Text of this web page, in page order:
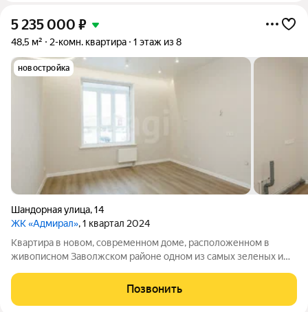
5 235 000 ₽
48,5 м² 2-комн. квартира 1 этаж из 8
новостройка
Шандорная улица,14
ЖК «Адмирал», 1 квартал 2024
Квартира в новом, современном доме, расположенном в
живописном Заволжском районе одном из самых зеленых и
деревьев и свежего воздуха, вы сможете наслаждаться
гармонией с природой. Всего в
Позвонить